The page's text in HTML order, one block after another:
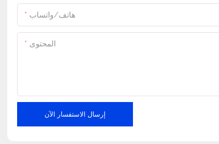
هاتف/واتساب
المحتوى
إرسال الاستفسار الآن